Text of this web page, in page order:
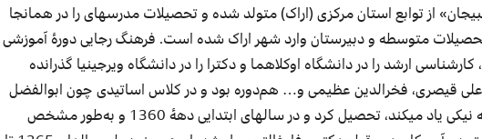
» از توابع استان مرکزی (اراک) متولد شده و تحصیلاتمدرسه‏ایرا در همانجا
متوسطه و دبیرستان وارد شهر اراک شده است. فرهنگ رجاییدورۀآموزشی
ارشد را در دانشگاه اوکلاهما و دکترا را در دانشگاه ویرجینیا گذرانده
قیصری، فخرالدین عظیمیو… همدوره بود و در کلاس اساتیدی چون ابوالفضل
یادمی‏کند، تحصیل کرد و درسال‏هایابتداییدهۀ به‌طورمشخص